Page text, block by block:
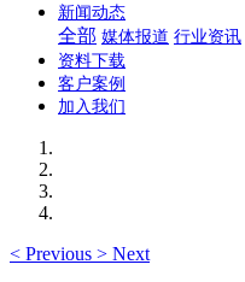
新闻动态
全部 媒体报道 行业资讯
资料下载
客户案例
加入我们
< Previous > Next